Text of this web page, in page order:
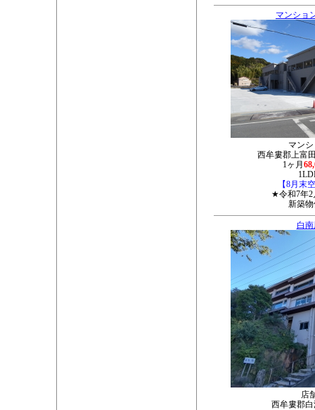
マンショ
マン
西牟婁郡上富
1ヶ月
【8月末
★令和7年
新築
白南
店
西牟婁郡白